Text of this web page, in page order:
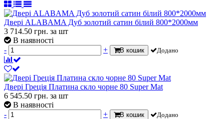
Двері ALABAMA Дуб золотий сатин білий 800*2000мм
3 714.50 грн. за шт
В наявності
-
+ В кошик Додано
Двері Греція Платина скло чорне 80 Super Mat
6 545.50 грн. за шт
В наявності
-
+ В кошик Додано